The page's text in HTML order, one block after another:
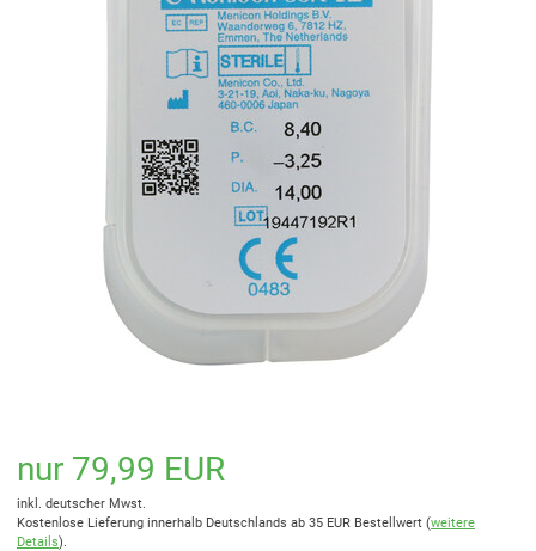
nur 79,99 EUR
inkl. deutscher Mwst.
Kostenlose Lieferung innerhalb Deutschlands ab 35 EUR Bestellwert (weitere
Details).